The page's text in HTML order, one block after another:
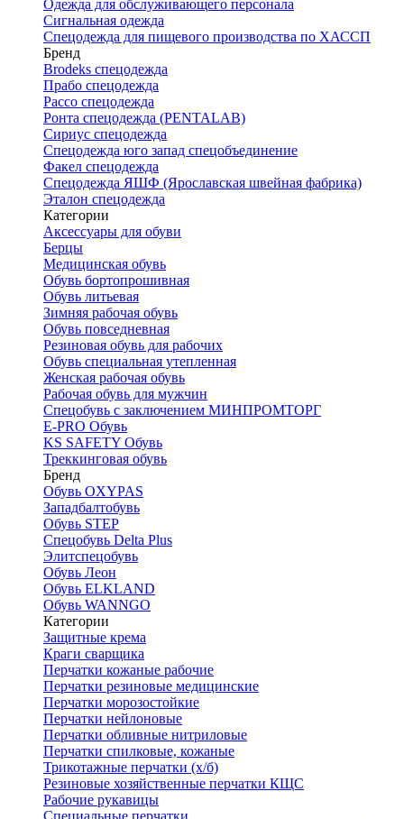
Одежда для обслуживающего персонала
Сигнальная одежда
Спецодежда для пищевого производства по ХАССП
Бренд
Brodeks спецодежда
Прабо спецодежда
Рассо спецодежда
Ронта спецодежда (PENTALAB)
Сириус спецодежда
Спецодежда юго запад спецобъединение
Факел спецодежда
Спецодежда ЯШФ (Ярославская швейная фабрика)
Эталон спецодежда
Категории
Аксессуары для обуви
Берцы
Медицинская обувь
Обувь бортопрошивная
Обувь литьевая
Зимняя рабочая обувь
Обувь повседневная
Резиновая обувь для рабочих
Обувь специальная утепленная
Женская рабочая обувь
Рабочая обувь для мужчин
Спецобувь с заключением МИНПРОМТОРГ
E-PRO Обувь
KS SAFETY Обувь
Треккинговая обувь
Бренд
Обувь OXYPAS
Западбалтобувь
Обувь STEP
Спецобувь Delta Plus
Элитспецобувь
Обувь Леон
Обувь ELKLAND
Обувь WANNGO
Категории
Защитные крема
Краги сварщика
Перчатки кожаные рабочие
Перчатки резиновые медицинские
Перчатки морозостойкие
Перчатки нейлоновые
Перчатки обливные нитриловые
Перчатки спилковые, кожаные
Трикотажные перчатки (х/б)
Резиновые хозяйственные перчатки КЩС
Рабочие рукавицы
Специальные перчатки